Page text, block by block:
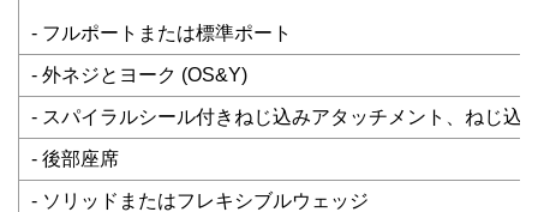
- フルポートまたは標準ポート
- 外ネジとヨーク (OS&Y)
- スパイラルシール付きねじ込みアタッチメント、ねじ
- 後部座席
- ソリッドまたはフレキシブルウェッジ